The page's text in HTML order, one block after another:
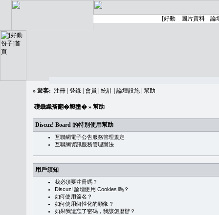
» 遊客: 注冊 登錄 會員 統計 論壇設施 幫助
礎聶織簷翻�䪖壅� » 幫助
Discuz! Board 的特別使用幫助
互聯網電子公告服務管理規定
互聯網資訊服務管理辦法
用戶須知
我必須要注冊嗎？
Discuz! 論壇使用 Cookies 嗎？
如何使用簽名？
如何使用個性化的頭像？
如果我遺忘了密碼，我該怎麼辦？